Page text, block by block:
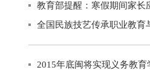
教育部提醒：寒假期间家长
全国民族技艺传承职业教育
2015年底闽将实现义务教育